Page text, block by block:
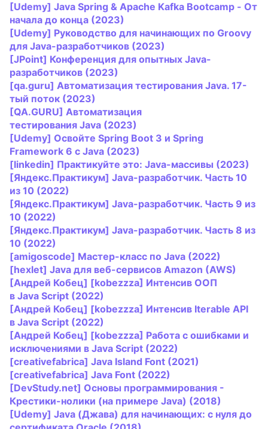
[Udemy] Java Spring & Apache Kafka Bootcamp - От
начала до конца (2023)
[Udemy] Руководство для начинающих по Groovy
для Java-разработчиков (2023)
[JPoint] Конференция для опытных Java-
разработчиков (2023)
[qa.guru] Автоматизация тестирования Java. 17-
тый поток (2023)
[QA.GURU] Автоматизация
тестирования Java (2023)
[Udemy] Освойте Spring Boot 3 и Spring
Framework 6 с Java (2023)
[linkedin] Практикуйте это: Java-массивы (2023)
[Яндекс.Практикум] Java-разработчик. Часть 10
из 10 (2022)
[Яндекс.Практикум] Java-разработчик. Часть 9 из
10 (2022)
[Яндекс.Практикум] Java-разработчик. Часть 8 из
10 (2022)
[amigoscode] Мастер-класс по Java (2022)
[hexlet] Java для веб-сервисов Amazon (AWS)
[Андрей Кобец] [kobezzza] Интенсив ‌ООП
в Java Script (2022)
[Андрей Кобец] [kobezzza] Интенсив Iterable API
в Java Script (2022)
[Андрей Кобец] [kobezzza] Работа с ошибками и
исключениями в Java Script (2022)
[creativefabrica] Java Island Font (2021)
[creativefabrica] Java Font (2022)
[DevStudy.net] Основы программирования -
Крестики-нолики (на примере Java) (2018)
[Udemy] Java (Джава) для начинающих: с нуля до